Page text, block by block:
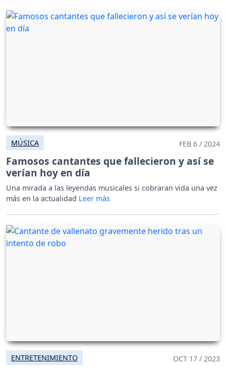
MÚSICA FEB 6 / 2024
Famosos cantantes que fallecieron y así se
verían hoy en día
Una mirada a las leyendas musicales si cobraran vida una vez
más en la actualidad
ENTRETENIMIENTO OCT 17 / 2023